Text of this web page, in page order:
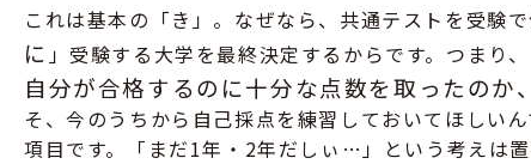
これは基本の「き」。なぜなら、共通テストを受験
に 」受験する大学を最終決定するからです。つまり
自分が合格するのに十分な点数を取ったのか
そ、今のうちから自己採点を練習しておいてほしい
項目です。「まだ1年・2年だしぃ…」という考えは